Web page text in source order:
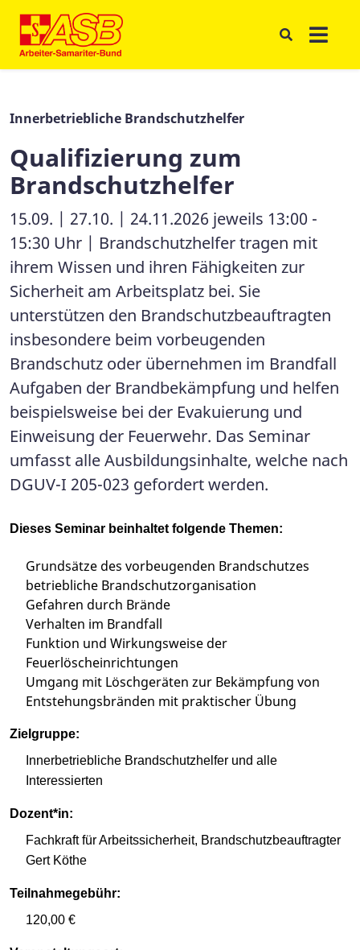
Innerbetriebliche Brandschutzhelfer
Qualifizierung zum
Brandschutzhelfer
15.09. | 27.10. | 24.11.2026 jeweils 13:00 -
15:30 Uhr | Brandschutzhelfer tragen mit
ihrem Wissen und ihren Fähigkeiten zur
Sicherheit am Arbeitsplatz bei. Sie
unterstützen den Brandschutzbeauftragten
insbesondere beim vorbeugenden
Brandschutz oder übernehmen im Brandfall
Aufgaben der Brandbekämpfung und helfen
beispielsweise bei der Evakuierung und
Einweisung der Feuerwehr. Das Seminar
umfasst alle Ausbildungsinhalte, welche nach
DGUV-I 205-023 gefordert werden.
Dieses Seminar beinhaltet folgende Themen:
Grundsätze des vorbeugenden Brandschutzes
betriebliche Brandschutzorganisation
Gefahren durch Brände
Verhalten im Brandfall
Funktion und Wirkungsweise der
Feuerlöscheinrichtungen
Umgang mit Löschgeräten zur Bekämpfung von
Entstehungsbränden mit praktischer Übung
Zielgruppe:
Innerbetriebliche Brandschutzhelfer und alle
Interessierten
Dozent*in:
Fachkraft für Arbeitssicherheit, Brandschutzbeauftragter
Gert Köthe
Teilnahmegebühr:
120,00 €